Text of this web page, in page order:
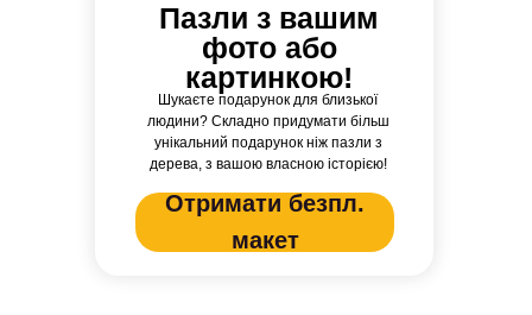
Пазли з вашим
фото або
картинкою!
Шукаєте подарунок для близької
людини? Складно придумати більш
унікальний подарунок ніж пазли з
дерева, з вашою власною історією!
Отримати безпл.
макет